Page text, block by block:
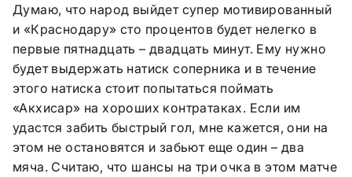
Думаю, что народ выйдет супер мотивированный
и «Краснодару» сто процентов будет нелегко в
первые пятнадцать – двадцать минут. Ему нужно
будет выдержать натиск соперника и в течение
этого натиска стоит попытаться поймать
«Акхисар» на хороших контратаках. Если им
удастся забить быстрый гол, мне кажется, они на
этом не остановятся и забьют еще один – два
мяча. Считаю, что шансы на три очка в этом матче